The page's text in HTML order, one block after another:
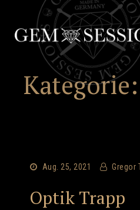
springen
Kategorie:
Aug. 25, 2021 Gregor
Optik Trapp